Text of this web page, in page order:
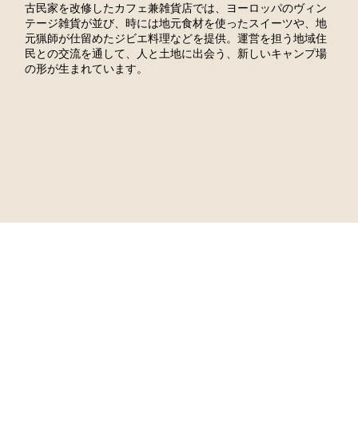
古民家を改修したカフェ兼雑貨店では、ヨーロッパのヴィン
テージ雑貨が並び、時には地元食材を使ったスイーツや、地
元猟師が仕留めたジビエ料理などを提供。運営を担う地域住
民との交流を通して、人と土地に出会う、新しいキャンプ場
の形が生まれています。